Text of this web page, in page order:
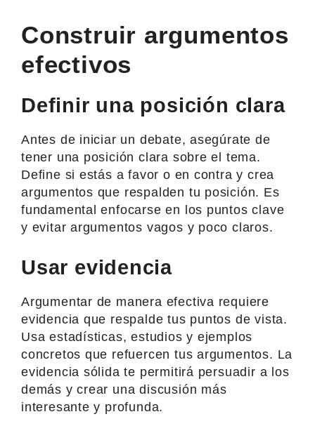
Construir argumentos
efectivos
Definir una posición clara
Antes de iniciar un debate, asegúrate de
tener una posición clara sobre el tema.
Define si estás a favor o en contra y crea
argumentos que respalden tu posición. Es
fundamental enfocarse en los puntos clave
y evitar argumentos vagos y poco claros.
Usar evidencia
Argumentar de manera efectiva requiere
evidencia que respalde tus puntos de vista.
Usa estadísticas, estudios y ejemplos
concretos que refuercen tus argumentos. La
evidencia sólida te permitirá persuadir a los
demás y crear una discusión más
interesante y profunda.